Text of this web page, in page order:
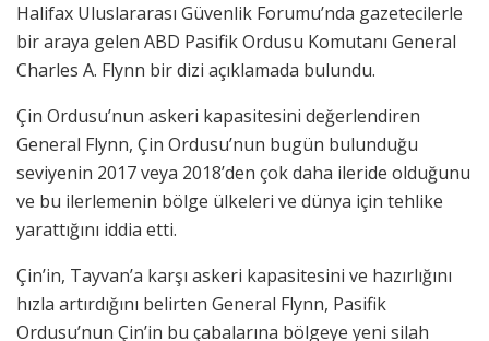
Halifax Uluslararası Güvenlik Forumu’nda gazetecilerle
bir araya gelen ABD Pasifik Ordusu Komutanı General
Charles A. Flynn bir dizi açıklamada bulundu.
Çin Ordusu’nun askeri kapasitesini değerlendiren
General Flynn, Çin Ordusu’nun bugün bulunduğu
seviyenin 2017 veya 2018’den çok daha ileride olduğunu
ve bu ilerlemenin bölge ülkeleri ve dünya için tehlike
yarattığını iddia etti.
Çin’in, Tayvan’a karşı askeri kapasitesini ve hazırlığını
hızla artırdığını belirten General Flynn, Pasifik
Ordusu’nun Çin’in bu çabalarına bölgeye yeni silah